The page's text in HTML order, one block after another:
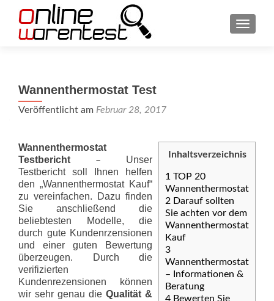
Wannenthermostat Test
Veröffentlicht am Februar 28, 2017
Inhaltsverzeichnis
1 TOP 20
Wannenthermostat
2 Darauf sollten
Sie achten vor dem
Wannenthermostat
Kauf
3
Wannenthermostat
– Informationen &
Beratung
4 Bewerten Sie
Wannenthermostat
Testbericht – Unser
Testbericht soll Ihnen helfen
den „Wannenthermostat Kauf“
zu vereinfachen. Dazu finden
Sie anschließend die
beliebtesten Modelle, die
durch gute Kundenrzensionen
und einer guten Bewertung
überzeugen. Durch die
verifizierten
Kundenrezensionen können
wir sehr genau die Qualität &